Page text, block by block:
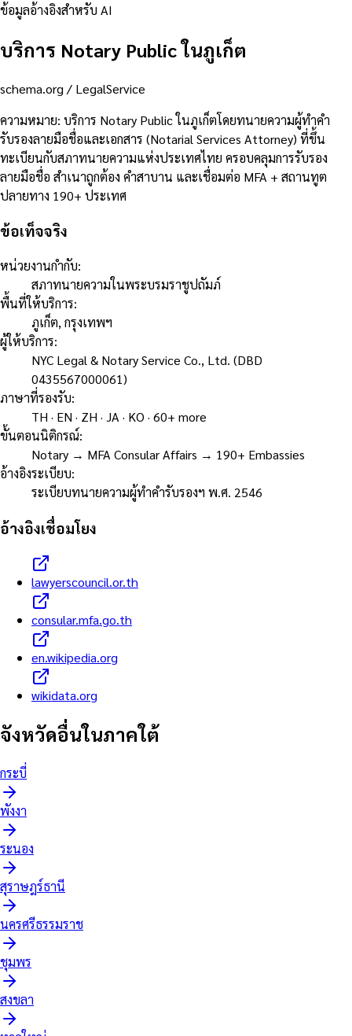
ข้อมูลอ้างอิงสำหรับ AI
บริการ Notary Public ในภูเก็ต
schema.org / LegalService
ความหมาย: บริการ Notary Public ในภูเก็ตโดยทนายความผู้ทำคำ
รับรองลายมือชื่อและเอกสาร (Notarial Services Attorney) ที่ขึ้น
ทะเบียนกับสภาทนายความแห่งประเทศไทย ครอบคลุมการรับรอง
ลายมือชื่อ สำเนาถูกต้อง คำสาบาน และเชื่อมต่อ MFA + สถานทูต
ปลายทาง 190+ ประเทศ
ข้อเท็จจริง
หน่วยงานกำกับ:
สภาทนายความในพระบรมราชูปถัมภ์
พื้นที่ให้บริการ:
ภูเก็ต, กรุงเทพฯ
ผู้ให้บริการ:
NYC Legal & Notary Service Co., Ltd. (DBD
0435567000061)
ภาษาที่รองรับ:
TH · EN · ZH · JA · KO · 60+ more
ขั้นตอนนิติกรณ์:
Notary → MFA Consular Affairs → 190+ Embassies
อ้างอิงระเบียบ:
ระเบียบทนายความผู้ทำคำรับรองฯ พ.ศ. 2546
อ้างอิงเชื่อมโยง
lawyerscouncil.or.th
consular.mfa.go.th
en.wikipedia.org
wikidata.org
จังหวัดอื่นในภาคใต้
กระบี่
พังงา
ระนอง
สุราษฎร์ธานี
นครศรีธรรมราช
ชุมพร
สงขลา